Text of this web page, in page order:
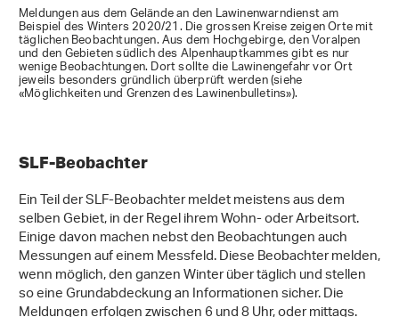
Meldungen aus dem Gelände an den Lawinenwarndienst am
Beispiel des Winters 2020/21. Die grossen Kreise zeigen Orte mit
täglichen Beobachtungen. Aus dem Hochgebirge, den Voralpen
und den Gebieten südlich des Alpenhauptkammes gibt es nur
wenige Beobachtungen. Dort sollte die Lawinengefahr vor Ort
jeweils besonders gründlich überprüft werden (siehe
«Möglichkeiten und Grenzen des Lawinenbulletins»).
SLF-Beobachter
Ein Teil der SLF-Beobachter meldet meistens aus dem
selben Gebiet, in der Regel ihrem Wohn- oder Arbeitsort.
Einige davon machen nebst den Beobachtungen auch
Messungen auf einem Messfeld. Diese Beobachter melden,
wenn möglich, den ganzen Winter über täglich und stellen
so eine Grundabdeckung an Informationen sicher. Die